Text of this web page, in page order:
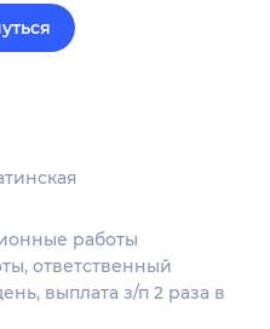
работы
ответственный
выплата з/п 2 раза в